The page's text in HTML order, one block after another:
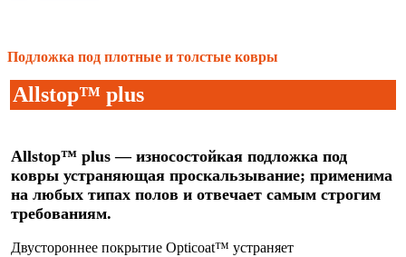
Подложка под плотные и толстые ковры
Allstop™ plus
Allstop™ plus — износостойкая подложка под
ковры устраняющая проскальзывание; применима
на любых типах полов и отвечает самым строгим
требованиям.
Двустороннее покрытие Opticoat™ устраняет